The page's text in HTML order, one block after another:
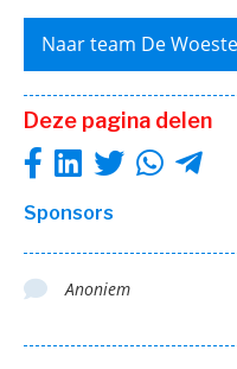
Naar team De
Deze pagina delen
Sponsors
Anoniem